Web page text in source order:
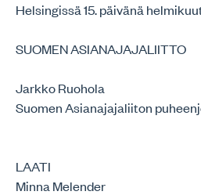
Helsingissä 15. päivänä
SUOMEN ASIANAJAJALIITTO
Jarkko Ruohola
Suomen Asianajajaliiton
LAATI
Minna Melender